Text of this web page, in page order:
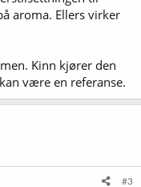
aroma. Ellers virker
Kinn kjører den
være en referanse.
#3